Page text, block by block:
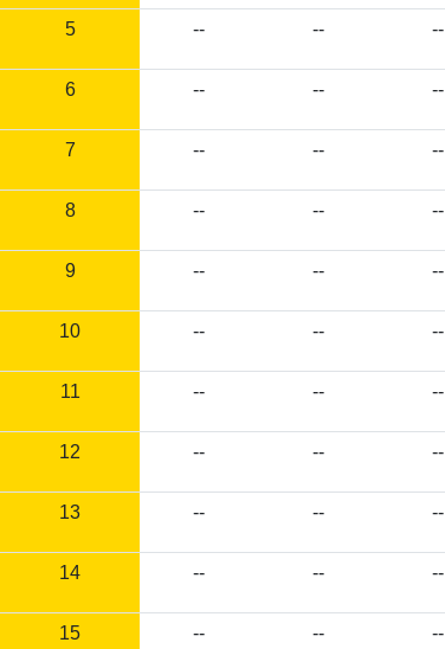
5 -- -- --
6 -- -- --
7 -- -- --
8 -- -- --
9 -- -- --
10 -- -- --
11 -- -- --
12 -- -- --
13 -- -- --
14 -- -- --
15 -- -- --